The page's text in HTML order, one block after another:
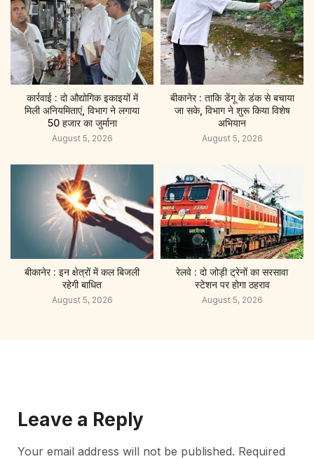
कार्रवाई : दो औद्योगिक इकाइयों में
मिली अनियमिताएं, विभाग ने लगाया
50 हजार का जुर्माना
August 5, 2026
बीकानेर : ताकि डेंगू के डंक से बचाया
जा सके, विभाग ने शुरू किया विशेष
अभियान
August 5, 2026
बीकानेर : इन क्षेत्रों में कल बिजली
रहेगी बाधित
August 5, 2026
रेलवे : दो जोड़ी ट्रेनों का सरसावा
स्टेशन पर होगा ठहराव
August 5, 2026
Leave a Reply
Your email address will not be published. Required